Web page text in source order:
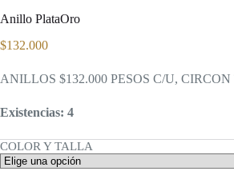
Anillo PlataOro
$132.000
ANILLOS $132.000 PESOS C/U,
Existencias: 4
COLOR Y TALLA